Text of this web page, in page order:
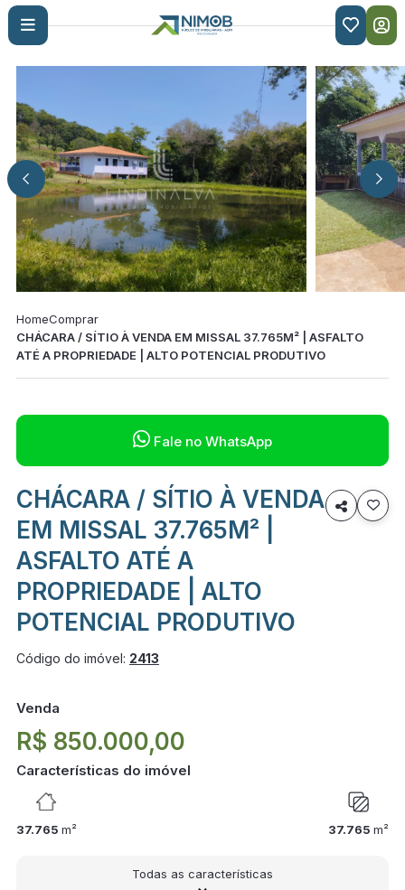

HomeComprar
CHÁCARA / SÍTIO À VENDA EM MISSAL 37.765M² | ASFALTO
ATÉ A PROPRIEDADE | ALTO POTENCIAL PRODUTIVO
 Fale no WhatsApp
CHÁCARA / SÍTIO À VENDA
EM MISSAL 37.765M² |
ASFALTO ATÉ A
PROPRIEDADE | ALTO
POTENCIAL PRODUTIVO

Código do imóvel: 2413
Venda
R$ 850.000,00
Características do imóvel
37.765 m² 37.765m²
Todas as características